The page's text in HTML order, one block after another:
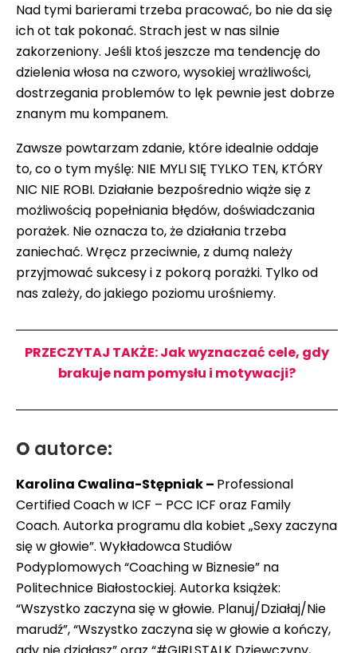
Nad tymi barierami trzeba pracować, bo nie da się
ich ot tak pokonać. Strach jest w nas silnie
zakorzeniony. Jeśli ktoś jeszcze ma tendencję do
dzielenia włosa na czworo, wysokiej wrażliwości,
dostrzegania problemów to lęk pewnie jest dobrze
znanym mu kompanem.
Zawsze powtarzam zdanie, które idealnie oddaje
to, co o tym myślę: NIE MYLI SIĘ TYLKO TEN, KTÓRY
NIC NIE ROBI. Działanie bezpośrednio wiąże się z
możliwością popełniania błędów, doświadczania
porażek. Nie oznacza to, że działania trzeba
zaniechać. Wręcz przeciwnie, z dumą należy
przyjmować sukcesy i z pokorą porażki. Tylko od
nas zależy, do jakiego poziomu urośniemy.
PRZECZYTAJ TAKŻE: Jak wyznaczać cele, gdy
brakuje nam pomysłu i motywacji?
O autorce:
Karolina Cwalina-Stępniak – Professional
Certified Coach w ICF – PCC ICF oraz Family
Coach. Autorka programu dla kobiet „Sexy zaczyna
się w głowie”. Wykładowca Studiów
Podyplomowych “Coaching w Biznesie” na
Politechnice Białostockiej. Autorka książek:
“Wszystko zaczyna się w głowie. Planuj/Działaj/Nie
marudź”, “Wszystko zaczyna się w głowie a kończy,